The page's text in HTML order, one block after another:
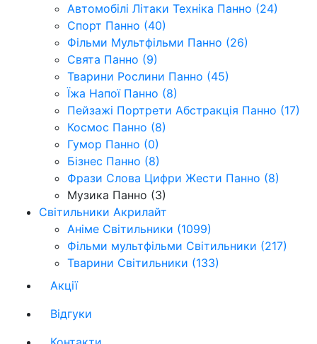
Автомобілі Літаки Техніка Панно (24)
Спорт Панно (40)
Фільми Мультфільми Панно (26)
Свята Панно (9)
Тварини Рослини Панно (45)
Їжа Напої Панно (8)
Пейзажі Портрети Абстракція Панно (17)
Космос Панно (8)
Гумор Панно (0)
Бізнес Панно (8)
Фрази Слова Цифри Жести Панно (8)
Музика Панно (3)
Світильники Акрилайт
Аніме Світильники (1099)
Фільми мультфільми Світильники (217)
Тварини Світильники (133)
Акції
Відгуки